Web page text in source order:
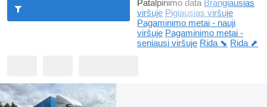
Patalpinimo data Brangiausias
viršuje Pigiausias viršuje
Pagaminimo metai - nauji
viršuje Pagaminimo metai -
seniausi viršuje Rida ⬊ Rida ⬈